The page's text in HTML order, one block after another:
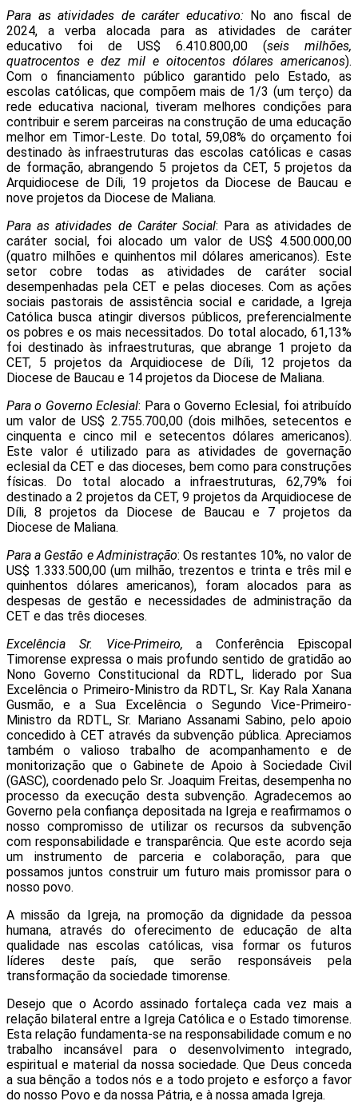
Para as atividades de caráter educativo: No ano fiscal de
2024, a verba alocada para as atividades de caráter
educativo foi de US$ 6.410.800,00 (seis milhões,
quatrocentos e dez mil e oitocentos dólares americanos).
Com o financiamento público garantido pelo Estado, as
escolas católicas, que compõem mais de 1/3 (um terço) da
rede educativa nacional, tiveram melhores condições para
contribuir e serem parceiras na construção de uma educação
melhor em Timor-Leste. Do total, 59,08% do orçamento foi
destinado às infraestruturas das escolas católicas e casas
de formação, abrangendo 5 projetos da CET, 5 projetos da
Arquidiocese de Díli, 19 projetos da Diocese de Baucau e
nove projetos da Diocese de Maliana.
Para as atividades de Caráter Social: Para as atividades de
caráter social, foi alocado um valor de US$ 4.500.000,00
(quatro milhões e quinhentos mil dólares americanos). Este
setor cobre todas as atividades de caráter social
desempenhadas pela CET e pelas dioceses. Com as ações
sociais pastorais de assistência social e caridade, a Igreja
Católica busca atingir diversos públicos, preferencialmente
os pobres e os mais necessitados. Do total alocado, 61,13%
foi destinado às infraestruturas, que abrange 1 projeto da
CET, 5 projetos da Arquidiocese de Díli, 12 projetos da
Diocese de Baucau e 14 projetos da Diocese de Maliana.
Para o Governo Eclesial: Para o Governo Eclesial, foi atribuído
um valor de US$ 2.755.700,00 (dois milhões, setecentos e
cinquenta e cinco mil e setecentos dólares americanos).
Este valor é utilizado para as atividades de governação
eclesial da CET e das dioceses, bem como para construções
físicas. Do total alocado a infraestruturas, 62,79% foi
destinado a 2 projetos da CET, 9 projetos da Arquidiocese de
Díli, 8 projetos da Diocese de Baucau e 7 projetos da
Diocese de Maliana.
Para a Gestão e Administração: Os restantes 10%, no valor de
US$ 1.333.500,00 (um milhão, trezentos e trinta e três mil e
quinhentos dólares americanos), foram alocados para as
despesas de gestão e necessidades de administração da
CET e das três dioceses.
Excelência Sr. Vice-Primeiro,a Conferência Episcopal
Timorense expressa o mais profundo sentido de gratidão ao
Nono Governo Constitucional da RDTL, liderado por Sua
Excelência o Primeiro-Ministro da RDTL, Sr. Kay Rala Xanana
Gusmão, e a Sua Excelência o Segundo Vice-Primeiro-
Ministro da RDTL, Sr. Mariano Assanami Sabino, pelo apoio
concedido à CET através da subvenção pública. Apreciamos
também o valioso trabalho de acompanhamento e de
monitorização que o Gabinete de Apoio à Sociedade Civil
(GASC), coordenado pelo Sr. Joaquim Freitas, desempenha no
processo da execução desta subvenção. Agradecemos ao
Governo pela confiança depositada na Igreja e reafirmamos o
nosso compromisso de utilizar os recursos da subvenção
com responsabilidade e transparência. Que este acordo seja
um instrumento de parceria e colaboração, para que
possamos juntos construir um futuro mais promissor para o
nosso povo.
A missão da Igreja, na promoção da dignidade da pessoa
humana, através do oferecimento de educação de alta
qualidade nas escolas católicas, visa formar os futuros
líderes deste país, que serão responsáveis pela
transformação da sociedade timorense.
Desejo que o Acordo assinado fortaleça cada vez mais a
relação bilateral entre a Igreja Católica e o Estado timorense.
Esta relação fundamenta-se na responsabilidade comum e no
trabalho incansável para o desenvolvimento integrado,
espiritual e material da nossa sociedade. Que Deus conceda
a sua bênção a todos nós e a todo projeto e esforço a favor
do nosso Povo e da nossa Pátria, e à nossa amada Igreja.